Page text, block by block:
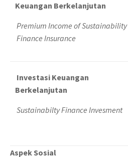
Keuangan Berkelanjutan
Premium Income of Sustainability
Finance Insurance
Investasi Keuangan
Berkelanjutan
Sustainabilty Finance Invesment
Aspek Sosial